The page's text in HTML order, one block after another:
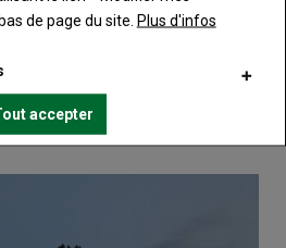
un compte
de page du site. Plus d'infos
accepter